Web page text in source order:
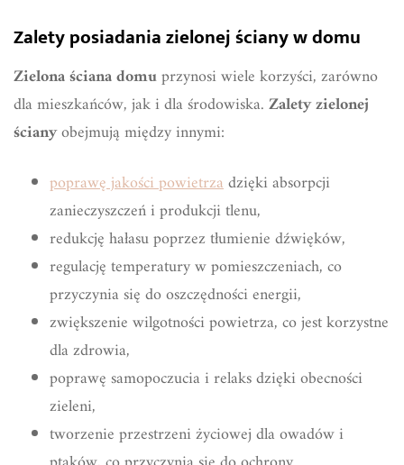
Zalety posiadania zielonej ściany w domu
Zielona ściana domuprzynosi wiele korzyści, zarówno
dla mieszkańców, jak i dla środowiska.Zalety zielonej
ścianyobejmują między innymi:
poprawę jakości powietrzadzięki absorpcji
zanieczyszczeń i produkcji tlenu,
redukcję hałasu poprzez tłumienie dźwięków,
regulację temperatury w pomieszczeniach, co
przyczynia się do oszczędności energii,
zwiększenie wilgotności powietrza, co jest korzystne
dla zdrowia,
poprawę samopoczucia i relaks dzięki obecności
zieleni,
tworzenie przestrzeni życiowej dla owadów i